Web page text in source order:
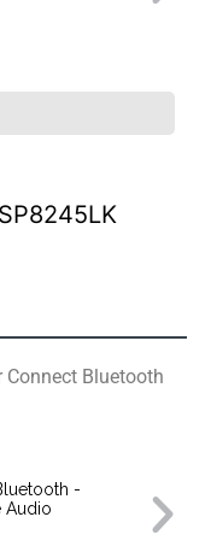
Bluetooth
-
Audio